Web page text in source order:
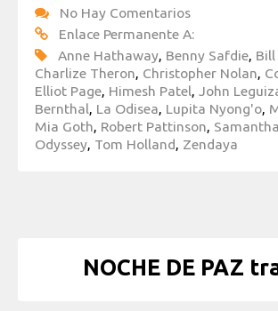
No Hay Comentarios
Enlace Permanente A:
Anne Hathaway, Benny Safdie,
Charlize Theron, Christopher Nolan,
Elliot Page, Himesh Patel, John
Bernthal, La Odisea, Lupita Nyong'o,
Mia Goth, Robert Pattinson,
Odyssey, Tom Holland, Zendaya
NOCHE DE PAZ